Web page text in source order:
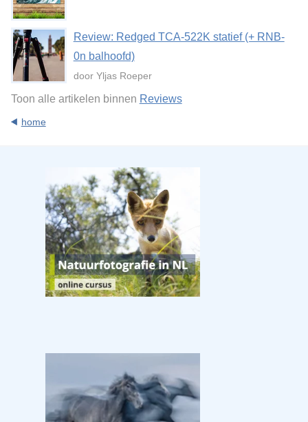
Review: Redged TCA-522K statief (+ RNB-
0n balhoofd)
door Yljas Roeper
Toon alle artikelen binnen Reviews
home